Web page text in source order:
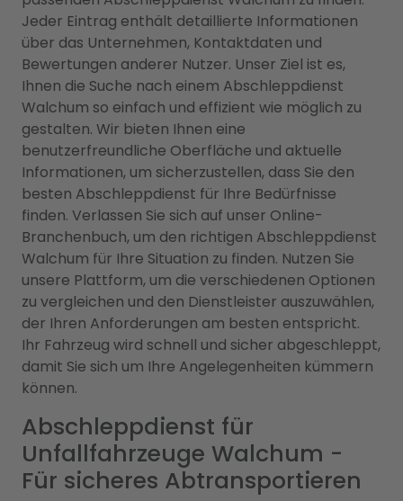
Jeder Eintrag enthält detaillierte Informationen
über das Unternehmen, Kontaktdaten und
Bewertungen anderer Nutzer. Unser Ziel ist es,
Ihnen die Suche nach einem Abschleppdienst
Walchum so einfach und effizient wie möglich zu
gestalten. Wir bieten Ihnen eine
benutzerfreundliche Oberfläche und aktuelle
Informationen, um sicherzustellen, dass Sie den
besten Abschleppdienst für Ihre Bedürfnisse
finden. Verlassen Sie sich auf unser Online-
Branchenbuch, um den richtigen Abschleppdienst
Walchum für Ihre Situation zu finden. Nutzen Sie
unsere Plattform, um die verschiedenen Optionen
zu vergleichen und den Dienstleister auszuwählen,
der Ihren Anforderungen am besten entspricht.
Ihr Fahrzeug wird schnell und sicher abgeschleppt,
damit Sie sich um Ihre Angelegenheiten kümmern
können.
Abschleppdienst für
Unfallfahrzeuge Walchum -
Für sicheres Abtransportieren